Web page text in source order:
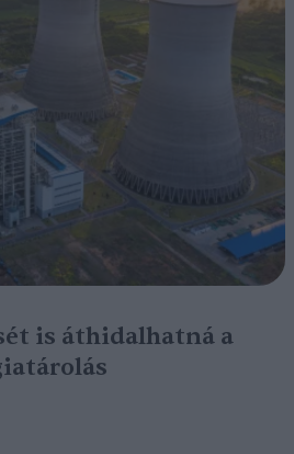
is áthidalhatná a